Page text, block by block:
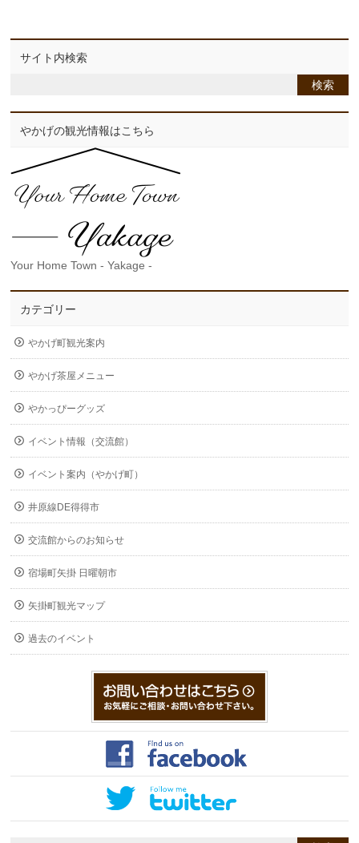
サイト内検索
やかげの観光情報はこちら
Your Home Town - Yakage -
カテゴリー
やかげ町観光案内
やかげ茶屋メニュー
やかっぴーグッズ
イベント情報（交流館）
イベント案内（やかげ町）
井原線DE得得市
交流館からのお知らせ
宿場町矢掛 日曜朝市
矢掛町観光マップ
過去のイベント